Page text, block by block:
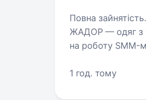
Повна зайнятість.
ЖАДОР — одяг з
на роботу
мережами,…
1 год. тому